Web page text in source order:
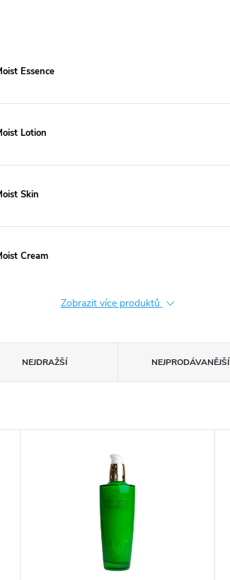
Essence
Lotion
Skin
Cream
Zobrazit více produktů
NEJDRAŽŠÍ NEJPRODÁVANĚJŠÍ